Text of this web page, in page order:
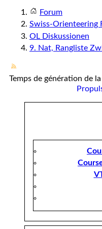
Forum
Swiss-Orienteering
OL Diskussionen
9. Nat, Rangliste
Temps de génération de